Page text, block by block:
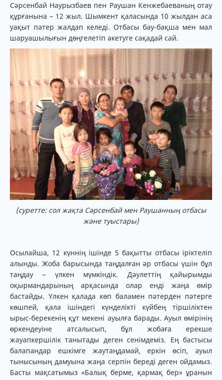
Cәрсенбай Наурызбаев пен Раушан Кенжебаеваның отау
құрғанына – 12 жыл. Шымкент қаласында 10 жылдан аса
уақыт пәтер жалдап келеді. Отбасы бау-бақша мен мал
шаруашылығын дөңгелетіп әкетуге сақадай сай.
(суретте: сол жақта Сәрсенбай мен Раушанның отбасы
және туыстары)
Осылайша, 12 күннің ішінде 5 бақытты отбасы іріктеліп
алынды. Жоба барысында таңдалған әр отбасы үшін бұл
таңдау – үлкен мүмкіндік. Дәулеттің қайырымды
оқырмандарының арқасында олар енді жаңа өмір
бастайды. Үлкен қалада көп баламен пәтерден пәтерге
көшпей, қала ішіндегі күнделікті күйбең тіршіліктен
ырыс-берекенің құт мекені ауылға барады. Ауыл өмірінің
өркендеуіне атсалысып, бұл жобаға ерекше
жауапкершілік танытады деген сенімдеміз. Ең бастысы
балапандар ешкімге жаутаңдамай, еркін өсіп, ауыл
тынысының дамуына жаңа серпін береді деген ойдамыз.
Басты мақсатымыз «Балық берме, қармақ бер» ұранын